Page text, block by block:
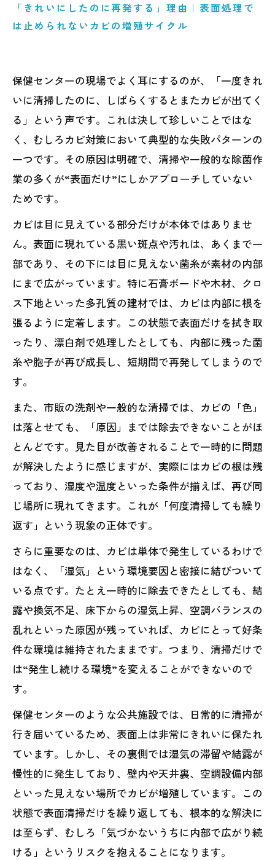
「きれいにしたのに再発する」理由｜表面処理で
は止められないカビの増殖サイクル
保健センターの現場でよく耳にするのが、「一度きれ
いに清掃したのに、しばらくするとまたカビが出てく
る」という声です。これは決して珍しいことではな
く、むしろカビ対策において典型的な失敗パターンの
一つです。その原因は明確で、清掃や一般的な除菌作
業の多くが“表面だけ”にしかアプローチしていない
ためです。
カビは目に見えている部分だけが本体ではありませ
ん。表面に現れている黒い斑点や汚れは、あくまで一
部であり、その下には目に見えない菌糸が素材の内部
にまで広がっています。特に石膏ボードや木材、クロ
ス下地といった多孔質の建材では、カビは内部に根を
張るように定着します。この状態で表面だけを拭き取
ったり、漂白剤で処理したとしても、内部に残った菌
糸や胞子が再び成長し、短期間で再発してしまうので
す。
また、市販の洗剤や一般的な清掃では、カビの「色」
は落とせても、「原因」までは除去できないことがほ
とんどです。見た目が改善されることで一時的に問題
が解決したように感じますが、実際にはカビの根は残
っており、湿度や温度といった条件が揃えば、再び同
じ場所に現れてきます。これが「何度清掃しても繰り
返す」という現象の正体です。
さらに重要なのは、カビは単体で発生しているわけで
はなく、「湿気」という環境要因と密接に結びついて
いる点です。たとえ一時的に除去できたとしても、結
露や換気不足、床下からの湿気上昇、空調バランスの
乱れといった原因が残っていれば、カビにとって好条
件な環境は維持されたままです。つまり、清掃だけで
は“発生し続ける環境”を変えることができないので
す。
保健センターのような公共施設では、日常的に清掃が
行き届いているため、表面上は非常にきれいに保たれ
ています。しかし、その裏側では湿気の滞留や結露が
慢性的に発生しており、壁内や天井裏、空調設備内部
といった見えない場所でカビが増殖しています。この
状態で表面清掃だけを繰り返しても、根本的な解決に
は至らず、むしろ「気づかないうちに内部で広がり続
ける」というリスクを抱えることになります。